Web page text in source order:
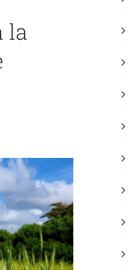
la